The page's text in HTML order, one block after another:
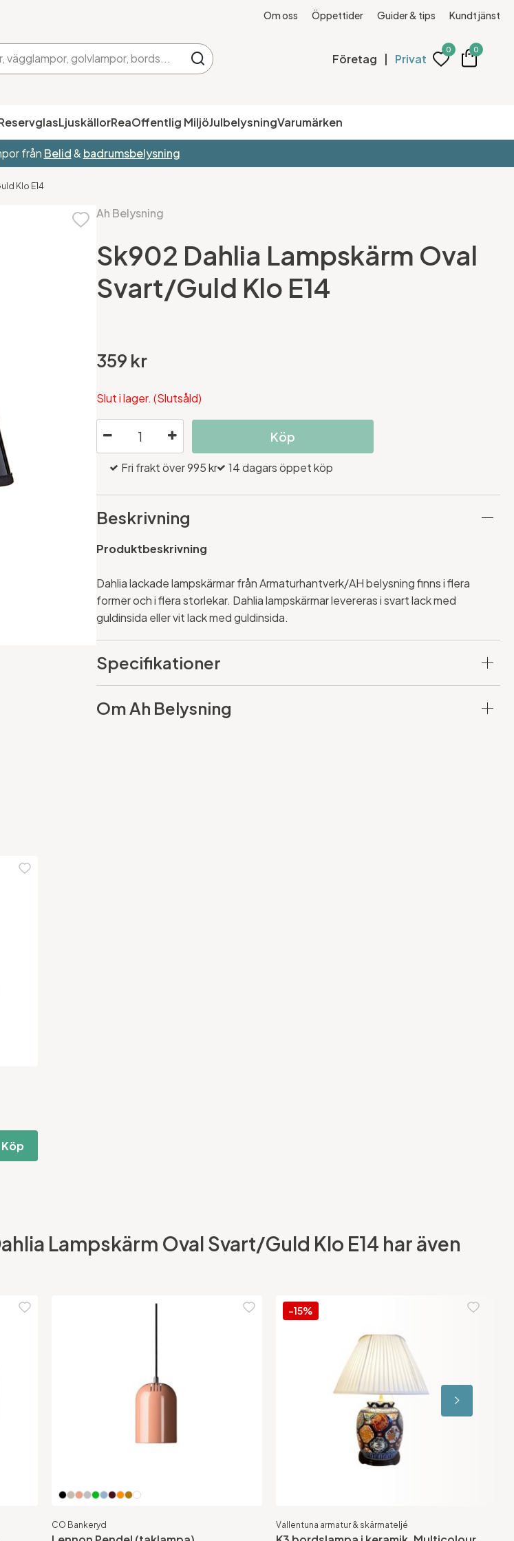
Om oss Öppettider Guider & tips Kundtjänst
Företag | Privat
0 0
LjuskällorReaOffentlig MiljöJulbelysningVarumärken
från Belid& badrumsbelysning
Klo E14
Ah Belysning
Sk902 Dahlia Lampskärm Oval
Svart/Guld Klo E14
359 kr
Slut i lager. (Slutsåld)
Köp
Fri frakt över 995 kr 14 dagars öppet köp
Beskrivning
Produktbeskrivning
Dahlia lackade lampskärmar från Armaturhantverk/AH belysning finns i flera
former och i flera storlekar. Dahlia lampskärmar levereras i svart lack med
guldinsida eller vit lack med guldinsida.
Specifikationer
Om Ah Belysning
Köp
Lampskärm Oval Svart/Guld Klo E14 har även
CO Bankeryd
-15%
Vallentuna armatur & skärmateljé